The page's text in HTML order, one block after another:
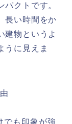
クトです。
長い時間をか
建物というよ
うに見えま
でも印象が強